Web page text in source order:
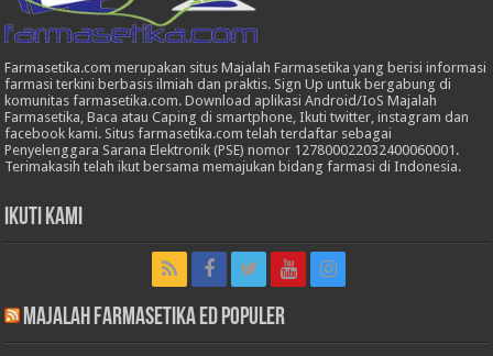
Farmasetika.com merupakan situs Majalah Farmasetika yang berisi informasi
farmasi terkini berbasis ilmiah dan praktis. Sign Up untuk bergabung di
komunitas farmasetika.com. Download aplikasi Android/IoS Majalah
Farmasetika, Baca atau Caping di smartphone, Ikuti twitter, instagram dan
facebook kami. Situs farmasetika.com telah terdaftar sebagai
Penyelenggara Sarana Elektronik (PSE) nomor 127800022032400060001.
Terimakasih telah ikut bersama memajukan bidang farmasi di Indonesia.
Ikuti Kami
Majalah Farmasetika Ed Populer